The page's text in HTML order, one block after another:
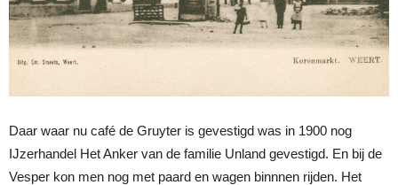
Daar waar nu café de Gruyter is gevestigd was in 1900 nog
IJzerhandel Het Anker van de familie Unland gevestigd. En bij de
Vesper kon men nog met paard en wagen binnnen rijden. Het